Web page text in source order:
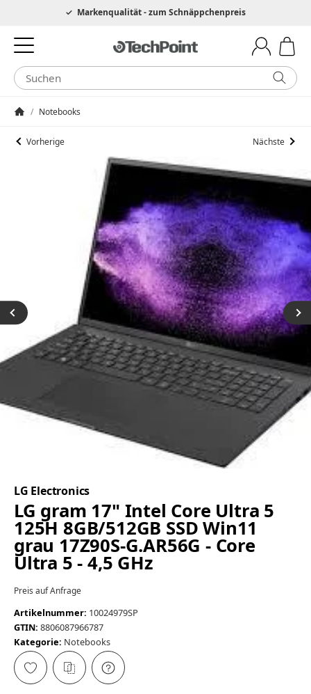
Hotline 0049 6205 3079975Markenqualität - zum Schnäppchenpreis
/ Notebooks
Vorherige Nächste
LG Electronics
LG gram 17" Intel Core Ultra 5
125H 8GB/512GB SSD Win11
grau 17Z90S-G.AR56G - Core
Ultra 5 - 4,5 GHz
Preis auf Anfrage
Artikelnummer: 10024979SP
GTIN: 8806087966787
Kategorie: Notebooks